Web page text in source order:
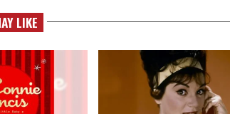
LIKE